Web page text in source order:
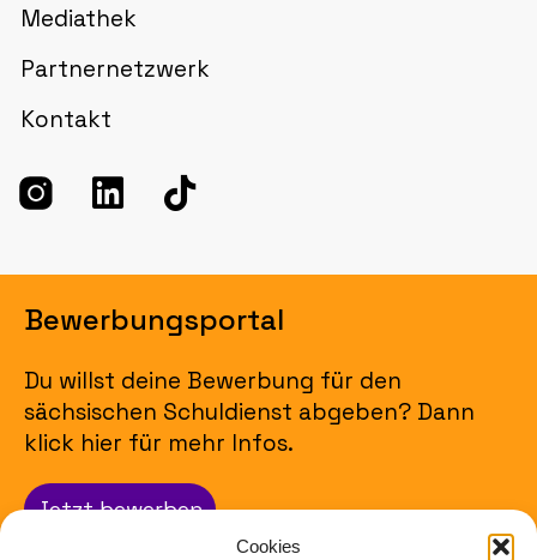
Cookies
Mediathek
Partnernetzwerk
Kontakt
Bewerbungsportal
Du willst deine Bewerbung für den
sächsischen Schuldienst abgeben? Dann
klick hier für mehr Infos.
Jetzt bewerben